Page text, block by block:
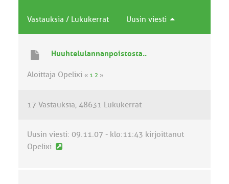
Vastauksia / Lukukerrat Uusin viesti
Huuhtelulannanpoistosta..
Aloittaja Opelixi « 1 2 »
17 Vastauksia 48631 Lukukerrat
Uusin viesti: 09.11.07 - klo:11:43 kirjoittanut
Opelixi
U